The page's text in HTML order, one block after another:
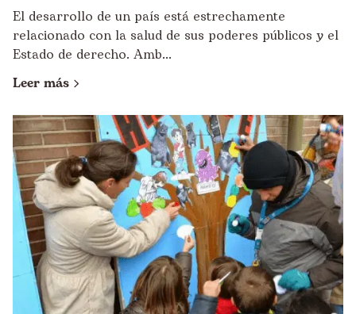
El desarrollo de un país está estrechamente
relacionado con la salud de sus poderes públicos y el
Estado de derecho. Amb...
Leer más